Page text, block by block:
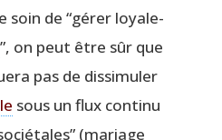
soin de “gérer loya­le­
”, on peut être sûr que
pas de dis­si­mu­ler
sous un flux conti­nu
(mariage